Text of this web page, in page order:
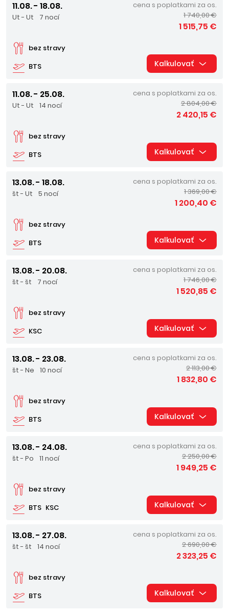
11.08. - 18.08.
Ut - Ut 7 nocí
BTS
bez stravy
cena s poplatkami za os.
1 740,00 €
1 515,75 €
Kalkulovať
11.08. - 25.08.
Ut - Ut 14 nocí
BTS
bez stravy
cena s poplatkami za os.
2 804,00 €
2 420,15 €
Kalkulovať
13.08. - 18.08.
št - Ut 5 nocí
BTS
bez stravy
cena s poplatkami za os.
1 369,00 €
1 200,40 €
Kalkulovať
13.08. - 20.08.
št - št 7 nocí
KSC
bez stravy
cena s poplatkami za os.
1 746,00 €
1 520,85 €
Kalkulovať
13.08. - 23.08.
št - Ne 10 nocí
BTS
bez stravy
cena s poplatkami za os.
2 113,00 €
1 832,80 €
Kalkulovať
13.08. - 24.08.
št - Po 11 nocí
BTS KSC
bez stravy
cena s poplatkami za os.
2 250,00 €
1 949,25 €
Kalkulovať
13.08. - 27.08.
št - št 14 nocí
BTS
bez stravy
cena s poplatkami za os.
2 690,00 €
2 323,25 €
Kalkulovať